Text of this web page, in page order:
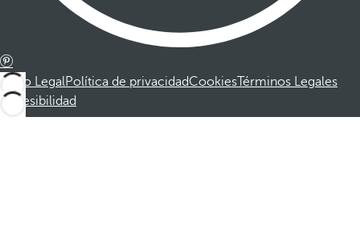
Aviso LegalPolítica de privacidadCookiesTérminos Legales
Accesibilidad